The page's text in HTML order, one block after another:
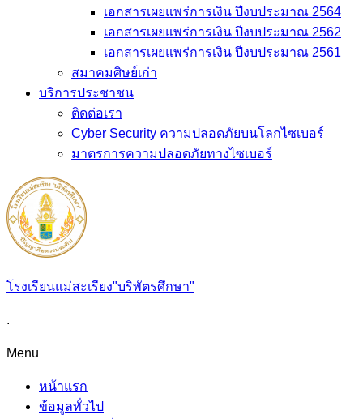
เอกสารเผยแพร่การเงิน ปีงบประมาณ 2564
เอกสารเผยแพร่การเงิน ปีงบประมาณ 2562
เอกสารเผยแพร่การเงิน ปีงบประมาณ 2561
สมาคมศิษย์เก่า
บริการประชาชน
ติดต่อเรา
Cyber Security ความปลอดภัยบนโลกไซเบอร์
มาตรการความปลอดภัยทางไซเบอร์
โรงเรียนแม่สะเรียง"บริพัตรศึกษา"
.
Menu
หน้าแรก
ข้อมูลทั่วไป